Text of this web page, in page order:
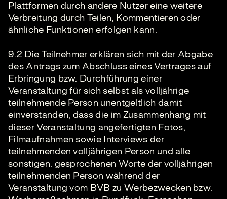
Plattformen durch andere Nutzer eine weitere
Verbreitung durch Teilen, Kommentieren oder
ähnliche Funktionen erfolgen kann.
9.2 Die Teilnehmer erklären sich mit der Abgabe
des Antrags zum Abschluss eines Vertrages auf
Erbringung bzw. Durchführung einer
Veranstaltung für sich selbst als volljährige
teilnehmende Person unentgeltlich damit
einverstanden, dass die im Zusammenhang mit
dieser Veranstaltung angefertigten Fotos,
Filmaufnahmen sowie Interviews der
teilnehmenden volljährigen Person und alle
sonstigen. gesprochenen Worte der volljährigen
teilnehmenden Person während der
Veranstaltung vom BVB zu Werbezwecken bzw.